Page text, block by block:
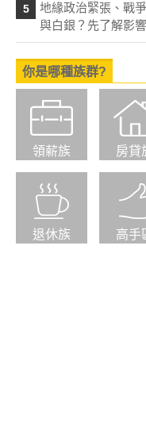
5
地緣政治緊張、戰
與白銀？先了解影
你是哪種族群?
領薪族 房貸
退休族 高手